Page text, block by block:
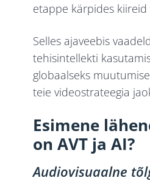
etappe kärpides kiireid
Selles ajaveebis
tehisintellekti
globaalseks
teie videostrateegia
Esimene
on AVT ja AI?
Audiovisuaalne